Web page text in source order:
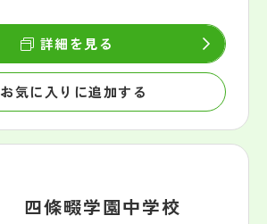
お気に入りに追加する
詳細を見る
四條畷学園中学校